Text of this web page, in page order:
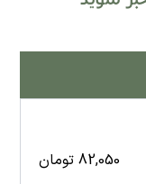
82,050 تومان